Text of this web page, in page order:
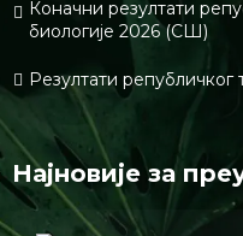
Биологијакп је
популаризацији
технологије
према
Контакт